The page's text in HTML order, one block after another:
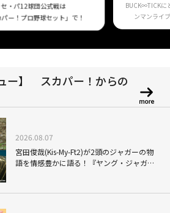
セ・パ12球団公式戦は
パー！プロ野球セット」で！
BUCK∞TICKに
ンマンライ
ー】 スカパー！からの
2026.08.07
宮田俊哉(Kis-My-Ft2)が2頭のジャガーの物
語を情感豊かに語る！『ヤング・ジャガ
ナレーションの妙